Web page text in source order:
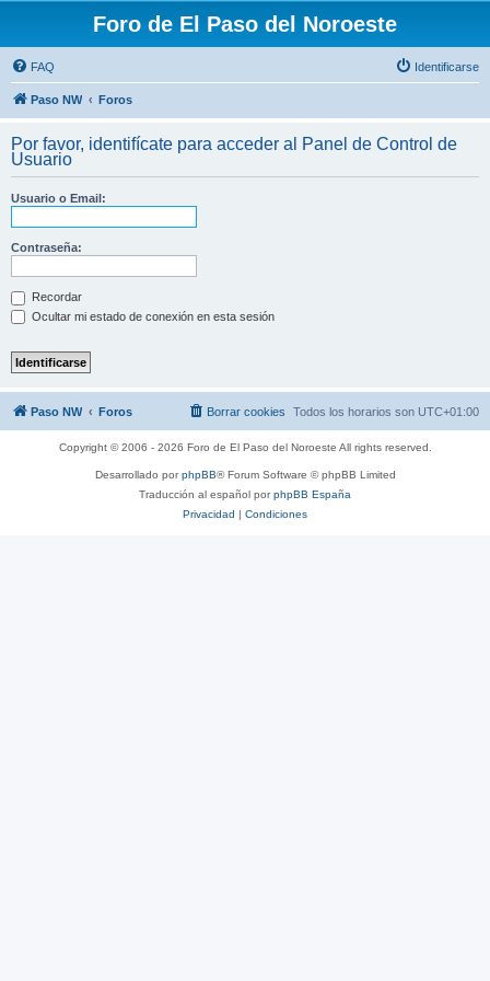
Foro de El Paso del Noroeste
FAQ Identificarse
Paso NW Foros
Por favor, identifícate para acceder al Panel de Control de
Usuario
Usuario o Email:
Contraseña:
Recordar
Ocultar mi estado de conexión en esta sesión
Paso NW Foros Todos los horarios son UTC+01:00
Borrar cookies
Copyright © 2006 - 2026 Foro de El Paso del Noroeste All rights reserved.
Desarrollado porphpBB® Forum Software © phpBB Limited
Traducción al español porphpBB España
Privacidad | Condiciones